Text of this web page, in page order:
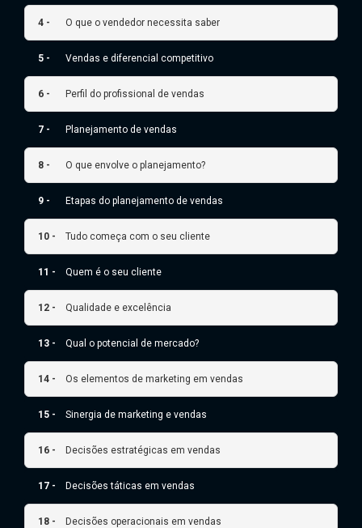
4 - O que o vendedor necessita saber
5 - Vendas e diferencial competitivo
6 - Perfil do profissional de vendas
7 - Planejamento de vendas
8 - O que envolve o planejamento?
9 - Etapas do planejamento de vendas
10 - Tudo começa com o seu cliente
11 - Quem é o seu cliente
12 - Qualidade e excelência
13 - Qual o potencial de mercado?
14 - Os elementos de marketing em vendas
15 - Sinergia de marketing e vendas
16 - Decisões estratégicas em vendas
17 - Decisões táticas em vendas
18 - Decisões operacionais em vendas